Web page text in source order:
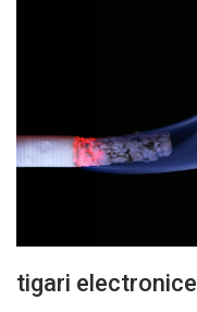
tigari electronice